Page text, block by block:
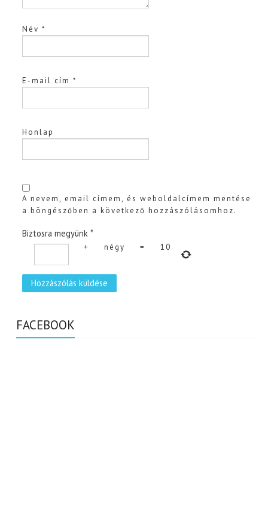
Név*
E-mail cím*
Honlap
A nevem, email címem, és weboldalcímem mentése
a böngészőben a következő hozzászólásomhoz.
Biztosra megyünk *
+ négy = 10
FACEBOOK